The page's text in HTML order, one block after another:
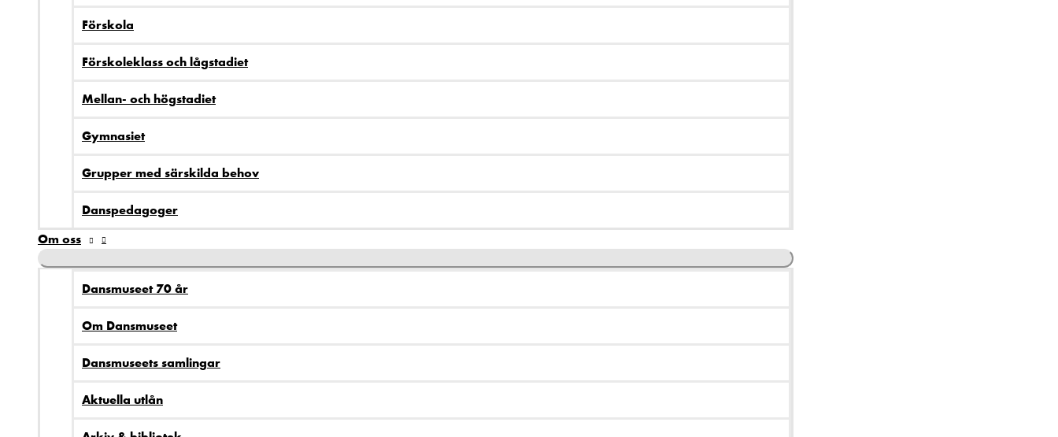
Förskola
Förskoleklass och lågstadiet
Mellan- och högstadiet
Gymnasiet
Grupper med särskilda behov
Danspedagoger
Om oss
Dansmuseet 70 år
Om Dansmuseet
Dansmuseets samlingar
Aktuella utlån